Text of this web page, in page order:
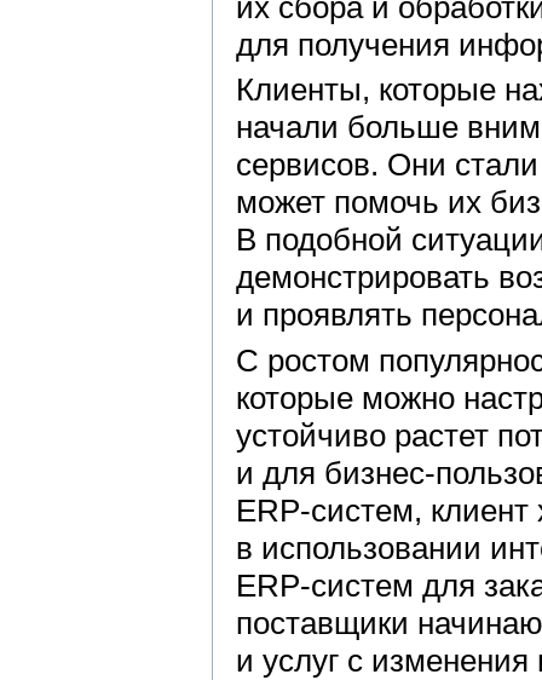
для получения
Клиенты, которые
начали больше
сервисов. Они
может помочь их
В подобной
демонстрировать
и проявлять
С ростом
которые можно
устойчиво растет
и для бизнес-
ERP-систем,
в использовании
ERP-систем для
поставщики
и услуг с